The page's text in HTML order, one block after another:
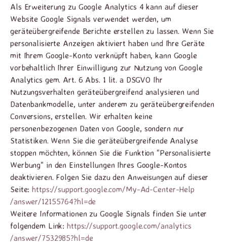
Als Erweiterung zu Google Analytics 4 kann auf dieser
Website Google Signals verwendet werden, um
geräteübergreifende Berichte erstellen zu lassen. Wenn Sie
personalisierte Anzeigen aktiviert haben und Ihre Geräte
mit Ihrem Google-Konto verknüpft haben, kann Google
vorbehaltlich Ihrer Einwilligung zur Nutzung von Google
Analytics gem. Art. 6 Abs. 1 lit. a DSGVO Ihr
Nutzungsverhalten geräteübergreifend analysieren und
Datenbankmodelle, unter anderem zu geräteübergreifenden
Conversions, erstellen. Wir erhalten keine
personenbezogenen Daten von Google, sondern nur
Statistiken. Wenn Sie die geräteübergreifende Analyse
stoppen möchten, können Sie die Funktion "Personalisierte
Werbung" in den Einstellungen Ihres Google-Kontos
deaktivieren. Folgen Sie dazu den Anweisungen auf dieser
Seite:https://support.google.com/My-Ad-Center-Help
/answer/12155764?hl=de
Weitere Informationen zu Google Signals finden Sie unter
folgendem Link:https://support.google.com/analytics
/answer/7532985?hl=de